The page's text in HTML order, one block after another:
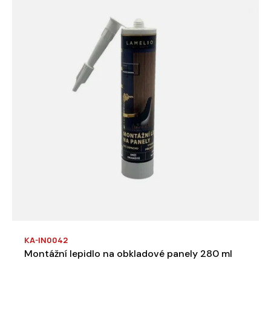
KA-IN0042
Montážní lepidlo na obkladové panely 280 ml